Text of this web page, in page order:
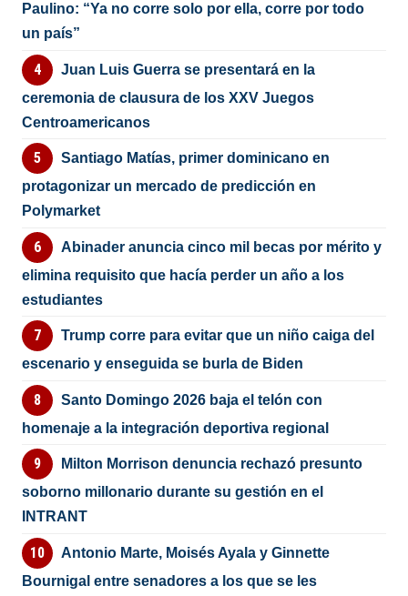
Paulino: “Ya no corre solo por ella, corre por todo
un país”
Juan Luis Guerra se presentará en la
ceremonia de clausura de los XXV Juegos
Centroamericanos
Santiago Matías, primer dominicano en
protagonizar un mercado de predicción en
Polymarket
Abinader anuncia cinco mil becas por mérito y
elimina requisito que hacía perder un año a los
estudiantes
Trump corre para evitar que un niño caiga del
escenario y enseguida se burla de Biden
Santo Domingo 2026 baja el telón con
homenaje a la integración deportiva regional
Milton Morrison denuncia rechazó presunto
soborno millonario durante su gestión en el
INTRANT
Antonio Marte, Moisés Ayala y Ginnette
Bournigal entre senadores a los que se les